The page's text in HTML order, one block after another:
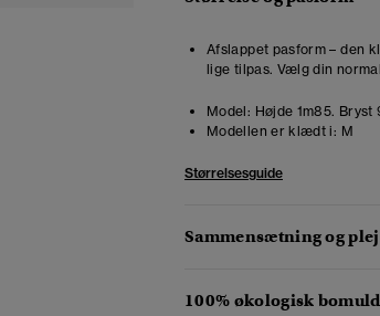
Afslappet pasform – den
lige tilpas. Vælg din
Model: Højde 1m85. Bryst
Modellen er klædt i: M
Størrelsesguide
Sammensætning og
100% økologisk bomuld